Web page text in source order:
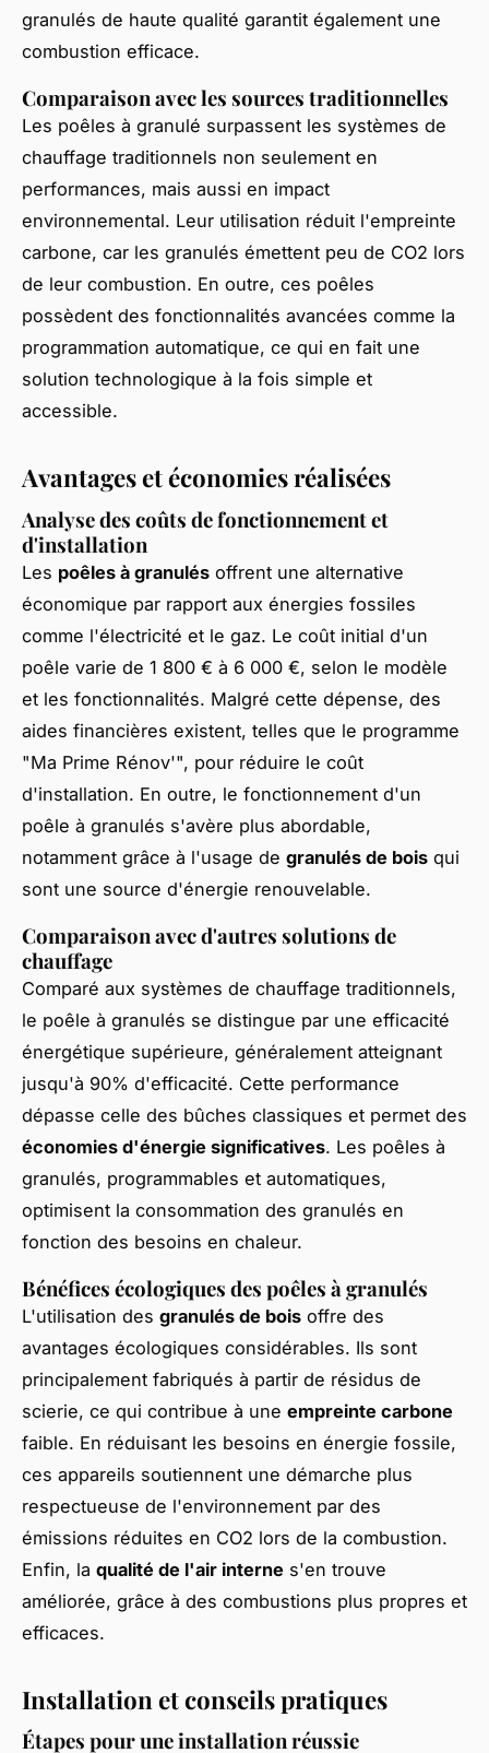
granulés de haute qualité garantit également une
combustion efficace.
Comparaison avec les sources traditionnelles
Les poêles à granulé surpassent les systèmes de
chauffage traditionnels non seulement en
performances, mais aussi en impact
environnemental. Leur utilisation réduit l'empreinte
carbone, car les granulés émettent peu de CO2 lors
de leur combustion. En outre, ces poêles
possèdent des fonctionnalités avancées comme la
programmation automatique, ce qui en fait une
solution technologique à la fois simple et
accessible.
Avantages et économies réalisées
Analyse des coûts de fonctionnement et
d'installation
Les poêles à granulés offrent une alternative
économique par rapport aux énergies fossiles
comme l'électricité et le gaz. Le coût initial d'un
poêle varie de 1 800 € à 6 000 €, selon le modèle
et les fonctionnalités. Malgré cette dépense, des
aides financières existent, telles que le programme
"Ma Prime Rénov'", pour réduire le coût
d'installation. En outre, le fonctionnement d'un
poêle à granulés s'avère plus abordable,
notamment grâce à l'usage de granulés de bois qui
sont une source d'énergie renouvelable.
Comparaison avec d'autres solutions de
chauffage
Comparé aux systèmes de chauffage traditionnels,
le poêle à granulés se distingue par une efficacité
énergétique supérieure, généralement atteignant
jusqu'à 90% d'efficacité. Cette performance
dépasse celle des bûches classiques et permet des
économies d'énergie significatives. Les poêles à
granulés, programmables et automatiques,
optimisent la consommation des granulés en
fonction des besoins en chaleur.
Bénéfices écologiques des poêles à granulés
L'utilisation des granulés de bois offre des
avantages écologiques considérables. Ils sont
principalement fabriqués à partir de résidus de
scierie, ce qui contribue à une empreinte carbone
faible. En réduisant les besoins en énergie fossile,
ces appareils soutiennent une démarche plus
respectueuse de l'environnement par des
émissions réduites en CO2 lors de la combustion.
Enfin, la qualité de l'air interne s'en trouve
améliorée, grâce à des combustions plus propres et
efficaces.
Installation et conseils pratiques
Étapes pour une installation réussie